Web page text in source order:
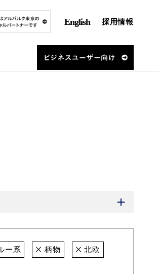
English 採用情報
ー系 柄物 北欧